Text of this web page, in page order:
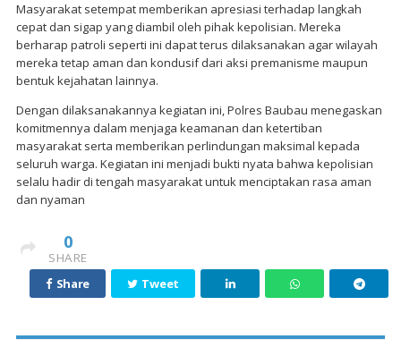
Masyarakat setempat memberikan apresiasi terhadap langkah
cepat dan sigap yang diambil oleh pihak kepolisian. Mereka
berharap patroli seperti ini dapat terus dilaksanakan agar wilayah
mereka tetap aman dan kondusif dari aksi premanisme maupun
bentuk kejahatan lainnya.
Dengan dilaksanakannya kegiatan ini, Polres Baubau menegaskan
komitmennya dalam menjaga keamanan dan ketertiban
masyarakat serta memberikan perlindungan maksimal kepada
seluruh warga. Kegiatan ini menjadi bukti nyata bahwa kepolisian
selalu hadir di tengah masyarakat untuk menciptakan rasa aman
dan nyaman
0
SHARE
Share
Tweet